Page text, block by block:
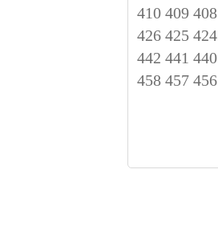
408
409
410
424
425
426
440
441
442
456
457
458